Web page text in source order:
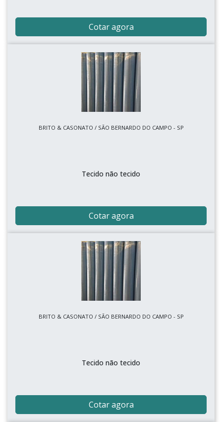
Cotar agora
BRITO & CASONATO / SÃO BERNARDO DO CAMPO - SP
Tecido não tecido
Cotar agora
BRITO & CASONATO / SÃO BERNARDO DO CAMPO - SP
Tecido não tecido
Cotar agora